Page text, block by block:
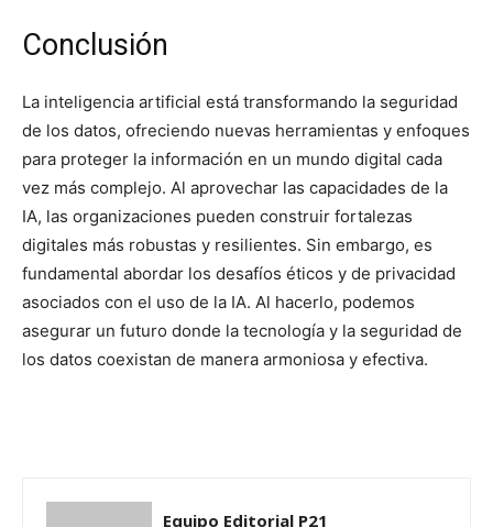
Conclusión
La inteligencia artificial está transformando la seguridad
de los datos, ofreciendo nuevas herramientas y enfoques
para proteger la información en un mundo digital cada
vez más complejo. Al aprovechar las capacidades de la
IA, las organizaciones pueden construir fortalezas
digitales más robustas y resilientes. Sin embargo, es
fundamental abordar los desafíos éticos y de privacidad
asociados con el uso de la IA. Al hacerlo, podemos
asegurar un futuro donde la tecnología y la seguridad de
los datos coexistan de manera armoniosa y efectiva.
Equipo Editorial P21